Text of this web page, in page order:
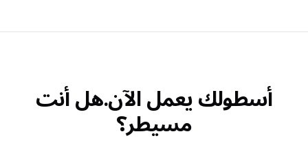
أسطولك يعمل الآن.هل أنت
مسيطر؟